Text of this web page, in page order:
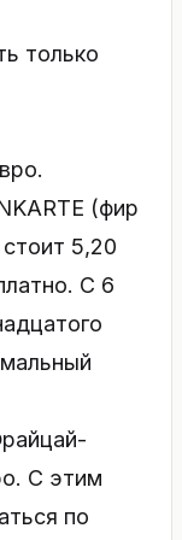
только
(фир
5,20
С 6
С этим
по